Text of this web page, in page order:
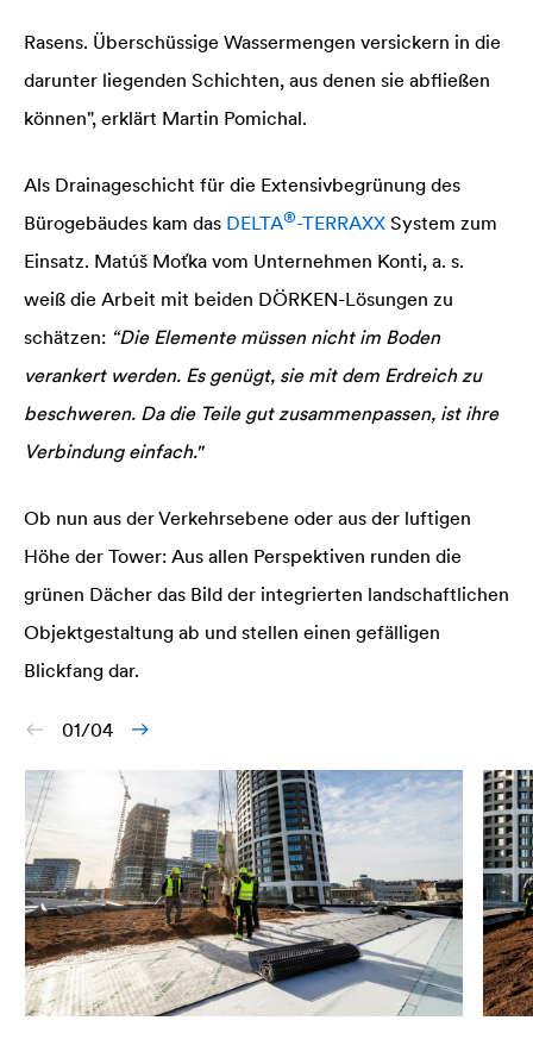
Rasens. Überschüssige Wassermengen versickern in die
darunter liegenden Schichten, aus denen sie abfließen
können", erklärt Martin Pomichal.
Als Drainageschicht für die Extensivbegrünung des
Bürogebäudes kam das DELTA®-TERRAXX System zum
Einsatz. Matúš Moťka vom Unternehmen Konti, a. s.
weiß die Arbeit mit beiden DÖRKEN-Lösungen zu
schätzen: “Die Elemente müssen nicht im Boden
verankert werden. Es genügt, sie mit dem Erdreich zu
beschweren. Da die Teile gut zusammenpassen, ist ihre
Verbindung einfach."
Ob nun aus der Verkehrsebene oder aus der luftigen
Höhe der Tower: Aus allen Perspektiven runden die
grünen Dächer das Bild der integrierten landschaftlichen
Objektgestaltung ab und stellen einen gefälligen
Blickfang dar.
01/04